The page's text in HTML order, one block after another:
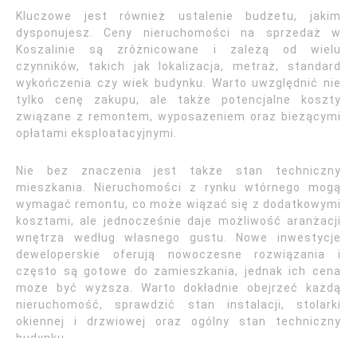
Kluczowe jest również ustalenie budżetu, jakim
dysponujesz. Ceny nieruchomości na sprzedaż w
Koszalinie są zróżnicowane i zależą od wielu
czynników, takich jak lokalizacja, metraż, standard
wykończenia czy wiek budynku. Warto uwzględnić nie
tylko cenę zakupu, ale także potencjalne koszty
związane z remontem, wyposażeniem oraz bieżącymi
opłatami eksploatacyjnymi.
Nie bez znaczenia jest także stan techniczny
mieszkania. Nieruchomości z rynku wtórnego mogą
wymagać remontu, co może wiązać się z dodatkowymi
kosztami, ale jednocześnie daje możliwość aranżacji
wnętrza według własnego gustu. Nowe inwestycje
deweloperskie oferują nowoczesne rozwiązania i
często są gotowe do zamieszkania, jednak ich cena
może być wyższa. Warto dokładnie obejrzeć każdą
nieruchomość, sprawdzić stan instalacji, stolarki
okiennej i drzwiowej oraz ogólny stan techniczny